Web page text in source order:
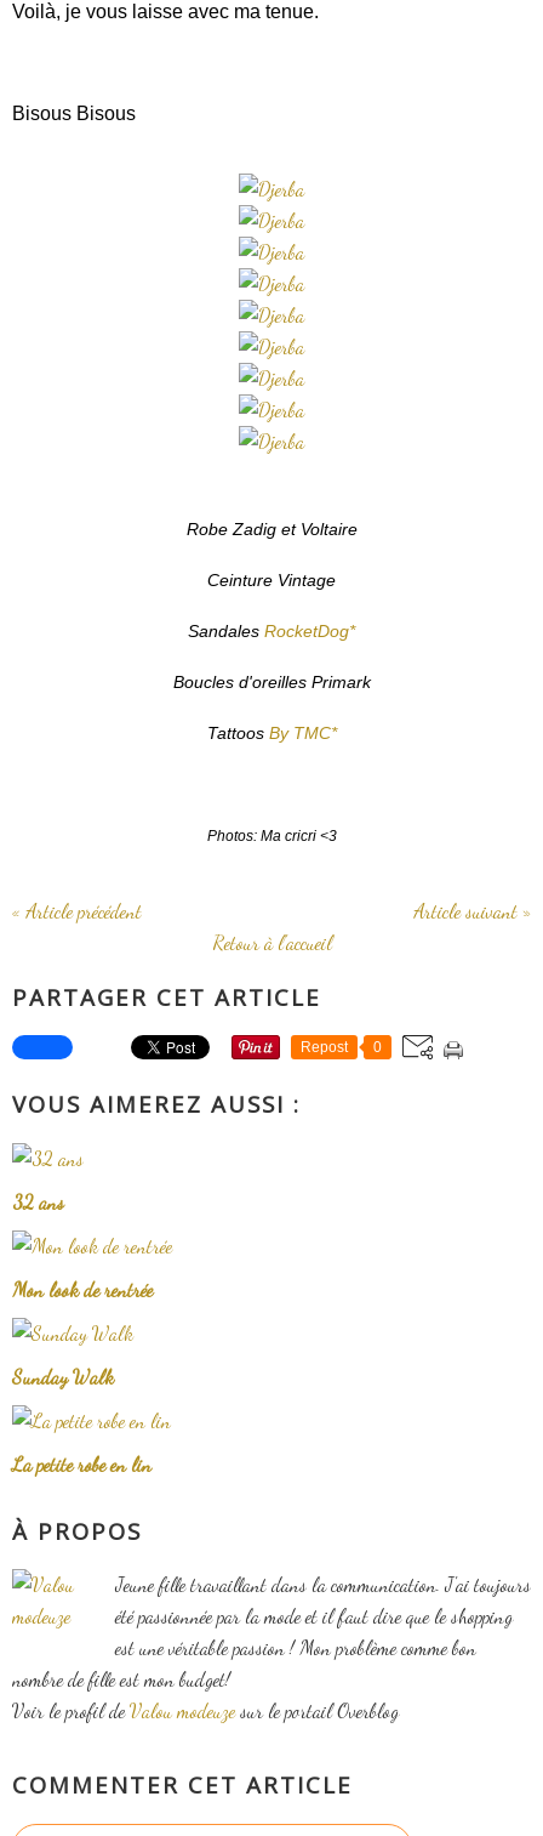
Voilà, je vous laisse avec ma tenue.
Bisous Bisous
Robe Zadig et Voltaire
Ceinture Vintage
Sandales RocketDog*
Boucles d'oreilles Primark
Tattoos By TMC*
Photos: Ma cricri <3
« Article précédent
Article suivant »
Retour à l'accueil
PARTAGER CET ARTICLE
Repost 0
VOUS AIMEREZ AUSSI :
32 ans
Mon look de rentrée
Sunday Walk
La petite robe en lin
À PROPOS
Jeune fille travaillant dans la communication. J'ai toujours
été passionnée par la mode et il faut dire que le shopping
est une véritable passion ! Mon problème comme bon
nombre de fille est mon budget!
Voir le profil deValou modeuzesur le portail Overblog
COMMENTER CET ARTICLE